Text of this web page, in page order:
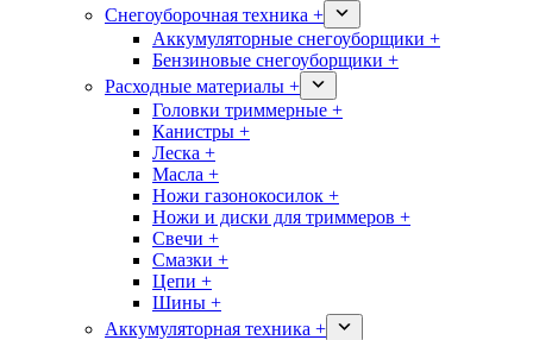
Снегоуборочная техника +
Аккумуляторные снегоуборщики +
Бензиновые снегоуборщики +
Расходные материалы +
Головки триммерные +
Канистры +
Леска +
Масла +
Ножи газонокосилок +
Ножи и диски для триммеров +
Свечи +
Смазки +
Цепи +
Шины +
Аккумуляторная техника +